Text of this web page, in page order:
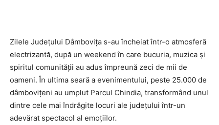
Zilele Județului Dâmbovița s-au încheiat într-o atmosferă
electrizantă, după un weekend în care bucuria, muzica și
spiritul comunității au adus împreună zeci de mii de
oameni. În ultima seară a evenimentului, peste 25.000 de
dâmbovițeni au umplut Parcul Chindia, transformând unul
dintre cele mai îndrăgite locuri ale județului într-un
adevărat spectacol al emoțiilor.